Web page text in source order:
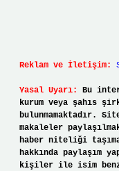
Reklam ve İletişim:
Yasal Uyarı:
Bu
kurum veya şahıs
bulunmamaktadır.
makaleler
haber niteliği
hakkında paylaşım
kişiler ile isim